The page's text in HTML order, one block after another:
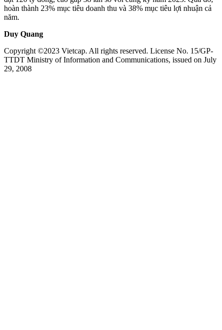
hoàn thành 23% mục tiêu doanh thu và 38% mục tiêu lợi nhuận cả
năm.
Duy Quang
Copyright ©2023 Vietcap. All rights reserved. License No. 15/GP-
TTDT Ministry of Information and Communications, issued on July
29, 2008